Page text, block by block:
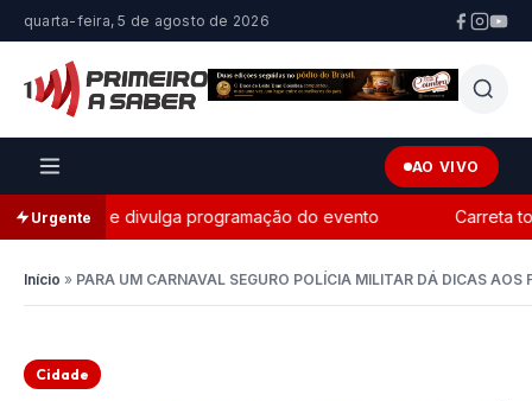
quarta-feira, 5 de agosto de 2026
AO VIVO
Urgente
2026 e divulga programação do evento Carreta tomba
Início » PARA UM CARNAVAL SEGURO POLÍCIA MILITAR DÁ DICAS AOS
Cidade